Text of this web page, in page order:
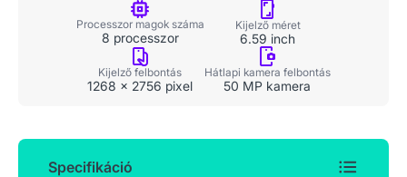
Processzor magok száma
8 processzor
Kijelző méret
6.59 inch
Kijelző felbontás
1268 x 2756 pixel
Hátlapi kamera felbontás
50 MP kamera
Specifikáció